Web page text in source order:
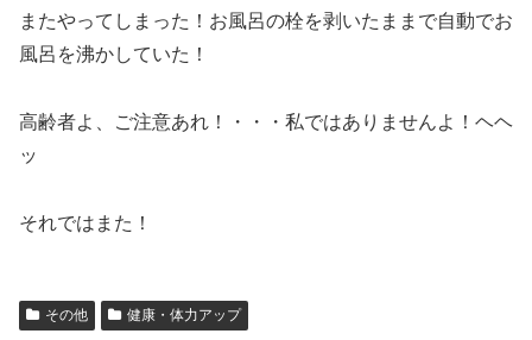
またやってしまった！お風呂の栓を剥いたままで自動でお
風呂を沸かしていた！
高齢者よ、ご注意あれ！・・・私ではありませんよ！ヘヘ
ッ
それではまた！
その他 健康・体力アップ